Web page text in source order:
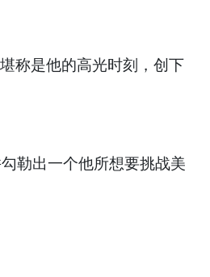
称是他的高光时刻，创下
勒出一个他所想要挑战美